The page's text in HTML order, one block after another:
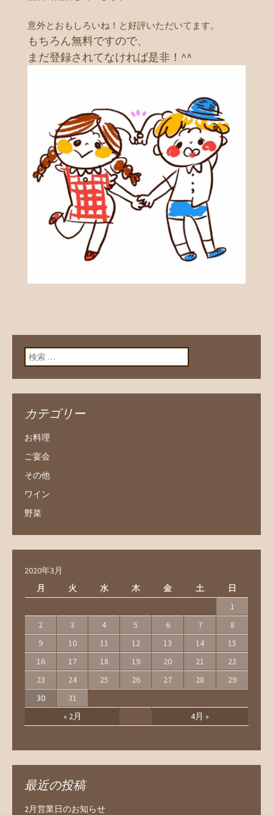
意外とおもしろいね！と好評いただいてます。
もちろん無料ですので、
まだ登録されてなければ是非！ ^^
検索:
カテゴリー
お料理
ご宴会
その他
ワイン
野菜
2020年3月
月
火 水 木 金 土 日
« 2月 4月 »
1
2
3 4 5 6 7
8
9
10 11 12 13 14
15
16
17 18 19 20 21
22
23
24 25 26 27 28
29
30
31
最近の投稿
2月営業日のお知らせ